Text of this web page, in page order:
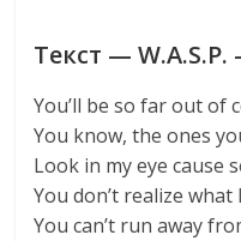
Текст —
You’ll be so far out of
You know, the ones
Look in my eye cause
You don’t realize what
You can’t run away